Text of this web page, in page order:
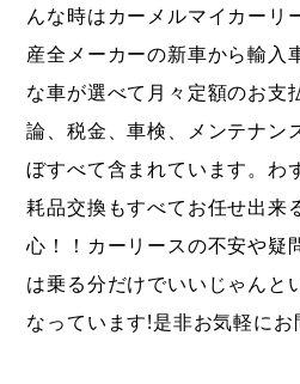
んな時はカーメルマイカーリ
産全メーカーの新車から輸入
な車が選べて月々定額のお支
論、税金、車検、メンテナン
ぼすべて含まれています。わ
耗品交換もすべてお任せ出来
心！！カーリースの不安や疑
は乗る分だけでいいじゃんと
なっています!是非お気軽にお